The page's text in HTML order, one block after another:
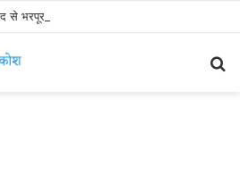
से भरपूर और स्वस्थ नाश्ता बनाएं!